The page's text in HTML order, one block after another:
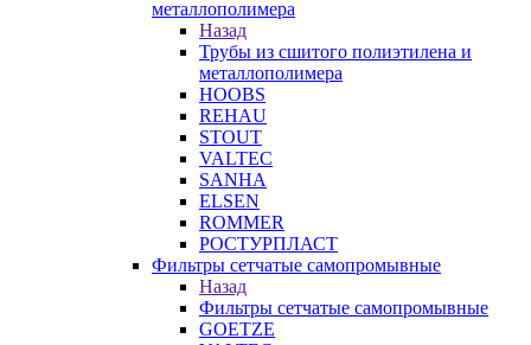
металлополимера
Назад
Трубы из сшитого полиэтилена и
металлополимера
HOOBS
REHAU
STOUT
VALTEC
SANHA
ELSEN
ROMMER
РОСТУРПЛАСТ
Фильтры сетчатые самопромывные
Назад
Фильтры сетчатые самопромывные
GOETZE